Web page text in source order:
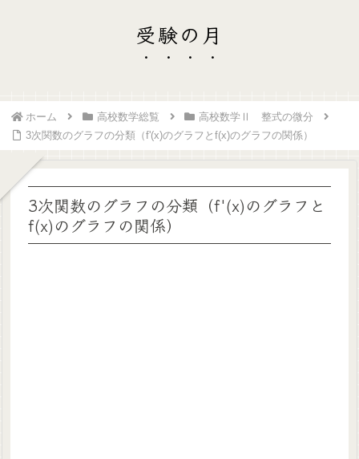
受験の月
ホーム 高校数学総覧
高校数学Ⅱ 整式の微分
3次関数のグラフの分類（f'(x)のグラフとf(x)のグラフの関係）
3次関数のグラフの分類（f'(x)のグラフと
f(x)のグラフの関係）